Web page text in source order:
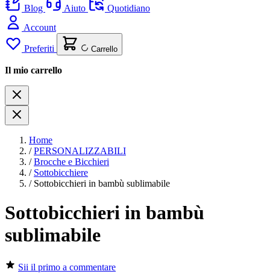
Blog
Aiuto
Quotidiano
Account
Preferiti Carrello
Il mio carrello
Home
/ PERSONALIZZABILI
/ Brocche e Bicchieri
/ Sottobicchiere
/ Sottobicchieri in bambù sublimabile
Sottobicchieri in bambù
sublimabile
Sii il primo a commentare